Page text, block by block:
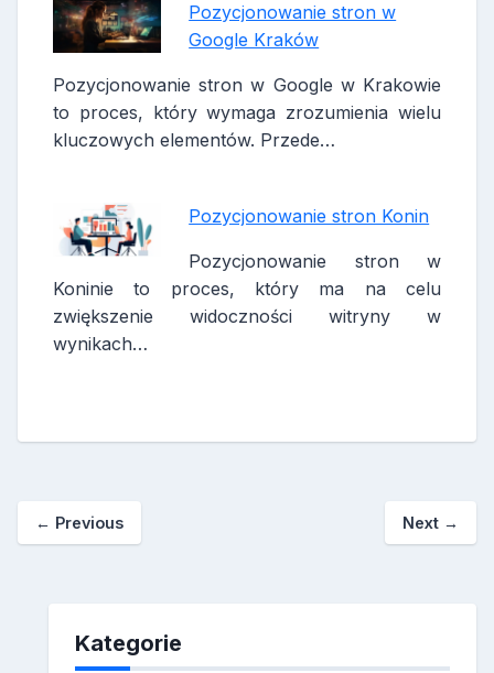
Pozycjonowanie stron w
Google Kraków
Pozycjonowanie stron w Google w Krakowie
to proces, który wymaga zrozumienia wielu
kluczowych elementów. Przede…
Pozycjonowanie stron Konin
Pozycjonowanie stron w
Koninie to proces, który ma na celu
zwiększenie widoczności witryny w
wynikach…
← Previous Next →
Kategorie